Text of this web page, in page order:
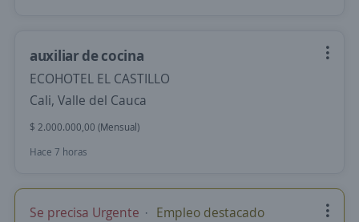
auxiliar de cocina
ECOHOTEL EL CASTILLO
Cali, Valle del Cauca
$ 2.000.000,00 (Mensual)
Hace 7 horas
Se precisa Urgente Empleo destacado